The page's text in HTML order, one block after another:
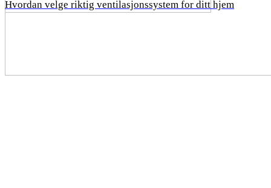
Hvordan velge riktig ventilasjonssystem for ditt hjem